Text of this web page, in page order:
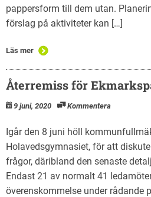
pappersform till dem utan.
förslag på aktiviteter kan […]
Läs mer
Återremiss för
9 juni, 2020 Kommentera
Igår den 8 juni höll
Holavedsgymnasiet, för att
frågor, däribland den senaste
Endast 21 av normalt 41
överenskommelse under rådande